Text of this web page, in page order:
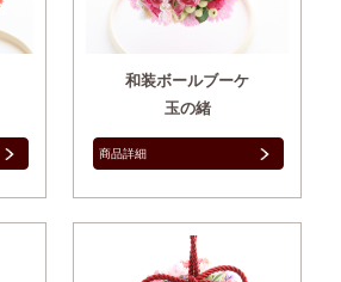
和装ボールブーケ
玉の緒
商品詳細